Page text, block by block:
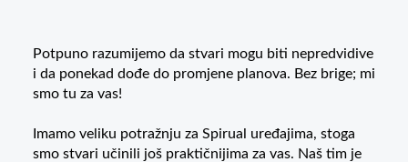
Potpuno razumijemo da stvari mogu biti nepredvidive
i da ponekad dođe do promjene planova. Bez brige; mi
smo tu za vas!
Imamo veliku potražnju za Spirual uređajima, stoga
smo stvari učinili još praktičnijima za vas. Naš tim je